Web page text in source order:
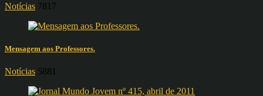
Notícias 7817
Mensagem aos Professores.
Notícias 5881